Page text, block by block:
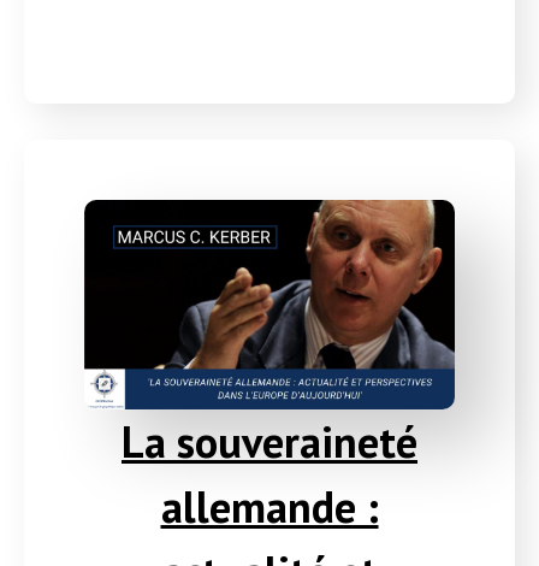
La souveraineté
allemande :